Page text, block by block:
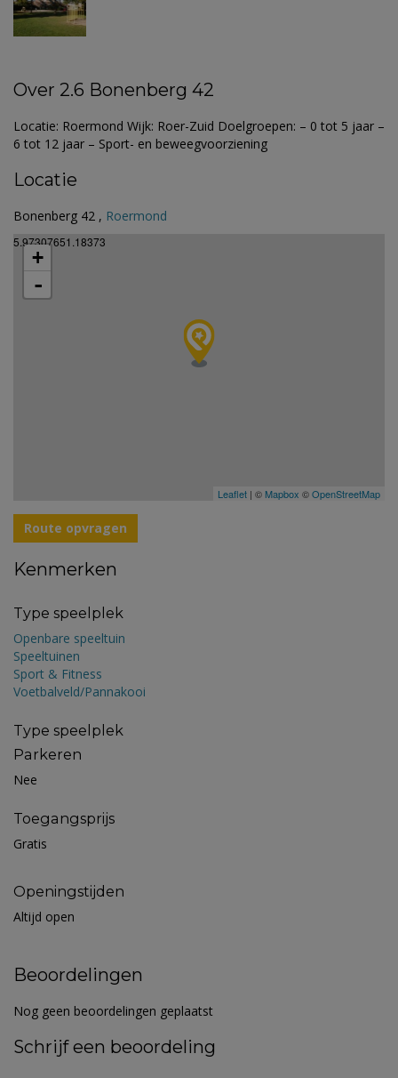
Over 2.6 Bonenberg 42
Locatie: Roermond Wijk: Roer-Zuid Doelgroepen: – 0 tot 5 jaar –
6 tot 12 jaar – Sport- en beweegvoorziening
Locatie
Bonenberg 42 , Roermond
5.97307651.18373
+
-
Leaflet | © Mapbox ©OpenStreetMap
Route opvragen
Kenmerken
Type speelplek
Openbare speeltuin
Speeltuinen
Sport & Fitness
Voetbalveld/Pannakooi
Type speelplek
Parkeren
Nee
Toegangsprijs
Gratis
Openingstijden
Altijd open
Beoordelingen
Nog geen beoordelingen geplaatst
Schrijf een beoordeling